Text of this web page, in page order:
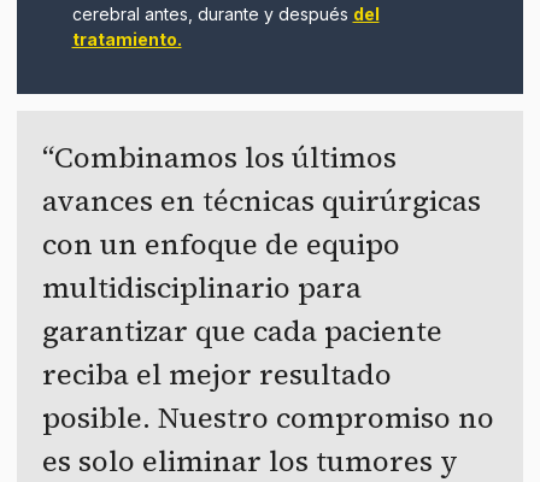
cerebral antes, durante y después del
tratamiento.
Combinamos los últimos
avances en técnicas quirúrgicas
con un enfoque de equipo
multidisciplinario para
garantizar que cada paciente
reciba el mejor resultado
posible. Nuestro compromiso no
es solo eliminar los tumores y